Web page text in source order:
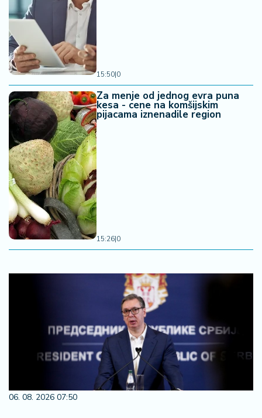
15:50|0
Za menje od jednog evra puna
kesa - cene na komšijskim
pijacama iznenadile region
15:26|0
06. 08. 2026 07:50